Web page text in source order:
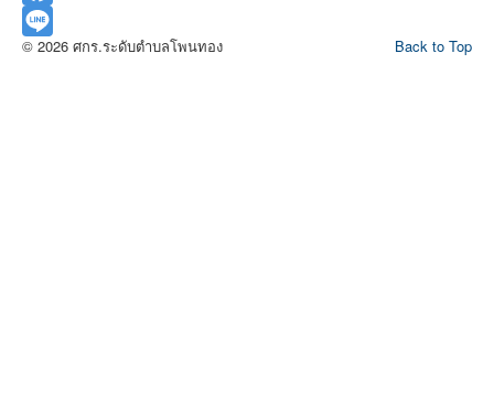
Facebook
Line
Back to Top
© 2026 ศกร.ระดับตำบลโพนทอง